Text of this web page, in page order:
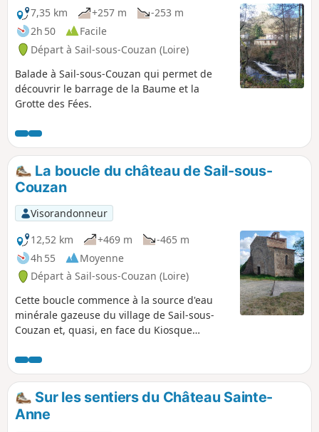
7,35 km
+257 m
-253 m
2h 50
Facile
Départ à Sail-sous-Couzan (Loire)
Balade à Sail-sous-Couzan qui permet de
découvrir le barrage de la Baume et la
Grotte des Fées.
La boucle du château de Sail-sous-
Couzan
Visorandonneur
12,52 km
+469 m
-465 m
4h 55
Moyenne
Départ à Sail-sous-Couzan (Loire)
Cette boucle commence à la source d'eau
minérale gazeuse du village de Sail-sous-
Couzan et, quasi, en face du Kiosque
Principalement en forêt, l'itinéraire nous
amène jusqu'au château-fort, ainsi qu'à la
Chapelle Notre-Dame de Couzan.
Sur les sentiers du Château Sainte-
Anne